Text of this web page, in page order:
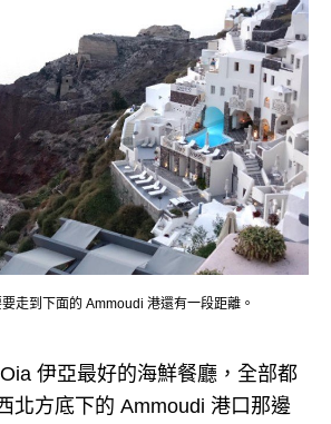
走到下面的 Ammoudi 港還有一段距離。
伊亞最好的海鮮餐廳，全部都
北方底下的 Ammoudi 港口那邊